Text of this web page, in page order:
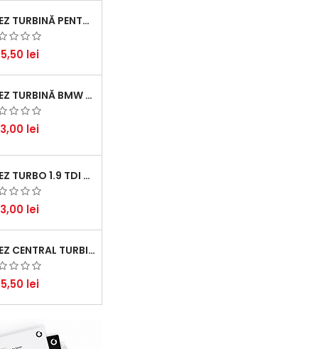
MIEZ TURBINĂ PENTRU AUDI, SEAT, SKODA ȘI VOLKSWAGEN - MOTORIZĂRI 2.0 TDI 103KW 140CP
lei
MIEZ TURBINĂ BMW SERIA 1 (E81, E87) 120 D - CREȘTEȚI PERFORMANȚA ȘI RĂSPUNSUL MOTORULUI
lei
MIEZ TURBO 1.9 TDI - PERFORMANȚĂ FIABILĂ PENTRU AUDI, SEAT, SKODA ȘI VW
lei
MIEZ CENTRAL TURBINĂ SUZUKI GRAND ESCUDO II 1.9 DDIS TRACȚIUNE INTEGRALĂ - MOTORIZARE 1.9L, 95 KW (129 CP)
lei